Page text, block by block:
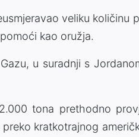
veliku količinu
kao oružja.
u suradnji s
tona prethodno
kratkotrajnog